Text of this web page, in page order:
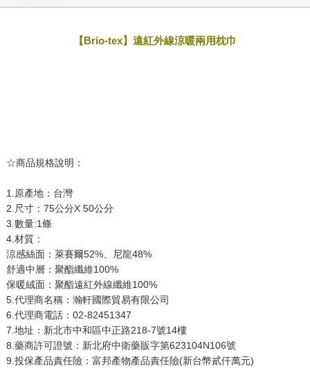
【Brio-tex】遠紅外線涼暖兩用枕巾
☆商品規格說明：
1.原產地：台灣
2.尺寸：75公分X 50公分
3.數量:1條
4.材質：
涼感絲面：萊賽爾52%、尼龍48%
舒適中層：聚酯纖維100%
保暖絨面：聚酯遠紅外線纖維100%
5.代理商名稱：瀚軒國際貿易有限公司
6.代理商電話：02-82451347
7.地址：新北市中和區中正路218-7號14樓
8.藥商許可證號：新北府中衛藥販字第623104N106號
9.投保產品責任險：富邦產物產品責任險(新台幣貳仟萬元)